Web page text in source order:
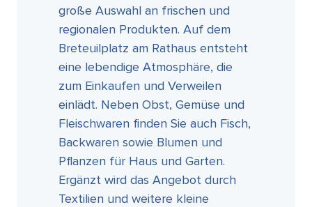
große Auswahl an frischen und
regionalen Produkten. Auf dem
Breteuilplatz am Rathaus entsteht
eine lebendige Atmosphäre, die
zum Einkaufen und Verweilen
einlädt. Neben Obst, Gemüse und
Fleischwaren finden Sie auch Fisch,
Backwaren sowie Blumen und
Pflanzen für Haus und Garten.
Ergänzt wird das Angebot durch
Textilien und weitere kleine